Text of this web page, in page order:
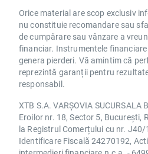
Orice material are scop exclusiv
nu constituie recomandare sau
de cumpărare sau vânzare a
financiar. Instrumentele
genera pierderi. Vă amintim că
reprezintă garanții pentru
responsabil.
XTB S.A. VARȘOVIA SUCURSALA
Eroilor nr. 18, Sector 5, București,
la Registrul Comerțului cu nr.
Identificare Fiscală 24270192,